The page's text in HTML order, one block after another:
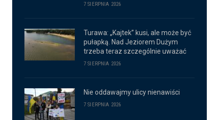
7 SIERPNIA 2026
Turawa: „Kajtek” kusi, ale może być
pułapką. Nad Jeziorem Dużym
trzeba teraz szczególnie uważać
7 SIERPNIA 2026
Nie oddawajmy ulicy nienawiści
7 SIERPNIA 2026